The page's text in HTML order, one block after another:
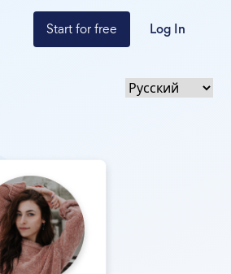
Start for free Log In